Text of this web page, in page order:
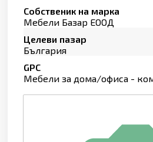
Собственик на марка
Мебели Базар ЕООД
Целеви пазар
България
GPC
Мебели за дома/офиса -